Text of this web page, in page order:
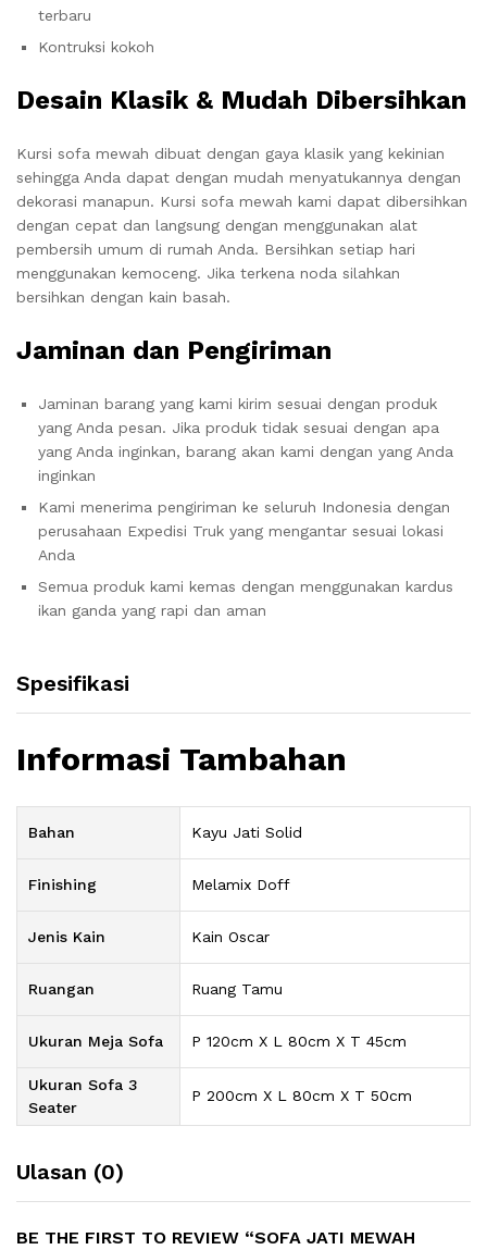
terbaru
Kontruksi kokoh
Desain Klasik & Mudah Dibersihkan
Kursi sofa mewah dibuat dengan gaya klasik yang kekinian
sehingga Anda dapat dengan mudah menyatukannya dengan
dekorasi manapun. Kursi sofa mewah kami dapat dibersihkan
dengan cepat dan langsung dengan menggunakan alat
pembersih umum di rumah Anda. Bersihkan setiap hari
menggunakan kemoceng. Jika terkena noda silahkan
bersihkan dengan kain basah.
Jaminan dan Pengiriman
Jaminan barang yang kami kirim sesuai dengan produk
yang Anda pesan. Jika produk tidak sesuai dengan apa
yang Anda inginkan, barang akan kami dengan yang Anda
inginkan
Kami menerima pengiriman ke seluruh Indonesia dengan
perusahaan Expedisi Truk yang mengantar sesuai lokasi
Anda
Semua produk kami kemas dengan menggunakan kardus
ikan ganda yang rapi dan aman
Spesifikasi
Informasi Tambahan
Bahan Kayu Jati Solid
Finishing Melamix Doff
Jenis Kain Kain Oscar
Ruangan Ruang Tamu
Ukuran Meja Sofa P 120cm X L 80cm X T 45cm
Ukuran Sofa 3
Seater
P 200cm X L 80cm X T 50cm
Ulasan (0)
BE THE FIRST TO REVIEW “SOFA JATI MEWAH